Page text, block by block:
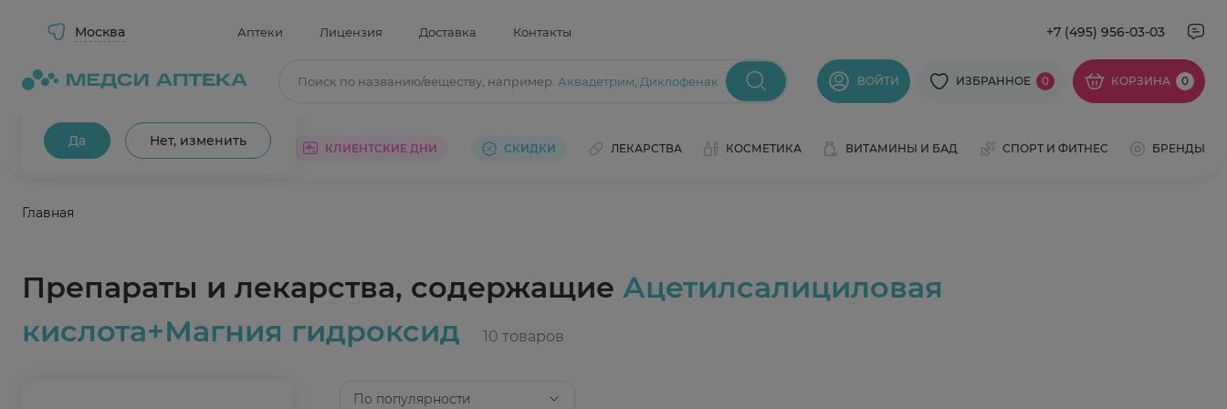
Москва
Ваш город Москва?
Да Нет, изменить
Аптеки Лицензия Доставка Контакты +7 (495) 956-03-03
Поиск по названию/веществу, например: Аквадетрим Диклофенак ВОЙТИ ИЗБРАННОЕ 0 КОРЗИНА 0
КАТАЛОГ АКЦИИ КЛИЕНТСКИЕ ДНИ СКИДКИ ЛЕКАРСТВА КОСМЕТИКА ВИТАМИНЫ И БАД СПОРТ И ФИТНЕС БРЕНДЫ
Главная
Препараты и лекарства, содержащие Ацетилсалициловая
кислота+Магния гидроксид
По популярности